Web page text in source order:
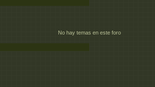
No hay temas en este foro